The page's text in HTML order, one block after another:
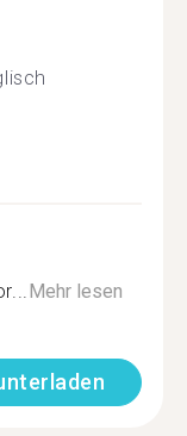
Mehr lesen